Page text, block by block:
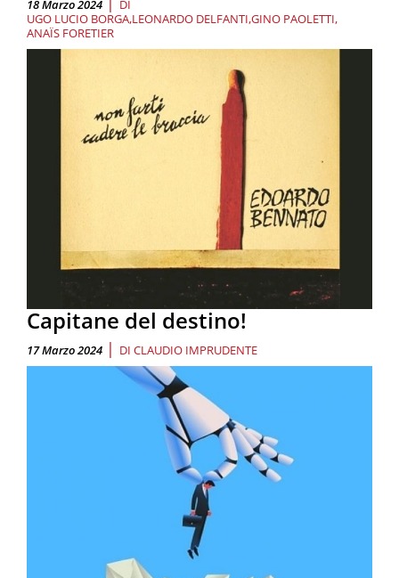
18 Marzo 2024
DI
UGO LUCIO BORGA LEONARDO DELFANTI GINO PAOLETTI
ANAÏS FORETIER
Capitane del destino!
17 Marzo 2024 | DI CLAUDIO IMPRUDENTE